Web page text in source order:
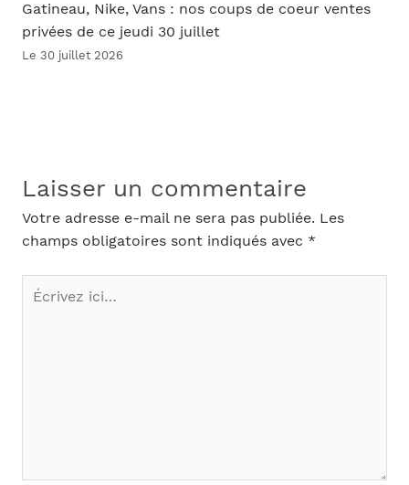
Gatineau, Nike, Vans : nos coups de coeur ventes
privées de ce jeudi 30 juillet
Le 30 juillet 2026
Laisser un commentaire
Votre adresse e-mail ne sera pas publiée. Les
champs obligatoires sont indiqués avec *
Écrivez